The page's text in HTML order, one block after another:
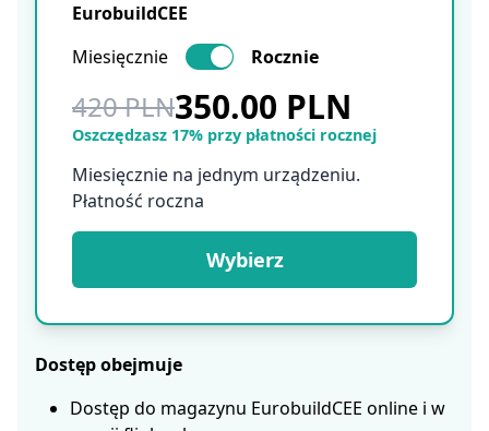
EurobuildCEE
Miesięcznie
Rocznie
420 PLN350.00 PLN
Oszczędzasz 17% przy płatności rocznej
Miesięcznie na jednym urządzeniu.
Płatność roczna
Wybierz
Dostęp obejmuje
Dostęp do magazynu EurobuildCEE online i w